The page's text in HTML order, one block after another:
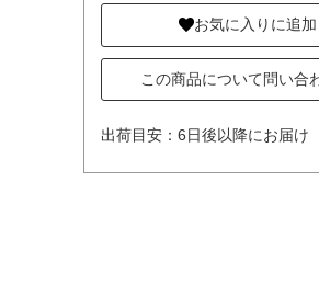
お気に入りに追加
この商品について問い合
出荷目安：6日後以降にお届け